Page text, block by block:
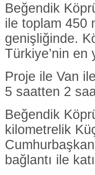
Beğendik
ile toplam 450
genişliğinde.
Türkiye’nin
Proje ile Van
5 saatten 2
Beğendik
kilometrelik
bağlantı ile